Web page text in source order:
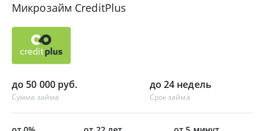
Микрозайм CreditPlus
до 50 000 руб.
Сумма займа
до 24 недель
Срок займа